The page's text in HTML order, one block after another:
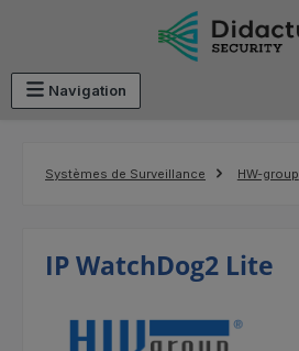
Passer au contenu principal
Navigation
Systèmes de Surveillance HW-group
IP WatchDog2 Lite